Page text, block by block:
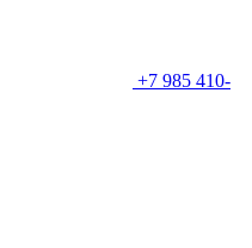
+7 985 410-